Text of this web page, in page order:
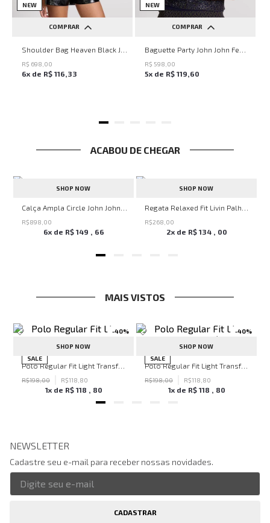
NEW
COMPRAR
UN
R$ 698 00
6x de R$ 116 33
NEW
COMPRAR
UN
R$ 598 00
5x de R$ 119 60
ACABOU DE CHEGAR
SHOP NOW
R$898 00
6x de R$ 149 66
SHOP NOW
R$268 00
2x de R$ 134 00
MAIS VISTOS
-40%
SALE
SHOP NOW
Polo Regular Fit Light Transfer Verde Escuro John John Masculina
R$198,00 R$118 80
1x de R$ 118 80
-40%
SALE
SHOP NOW
Polo Regular Fit Light Transfer Bege Médio John John Masculina
R$198,00 R$118 80
1x de R$ 118 80
NEWSLETTER
Cadastre seu e-mail para receber nossas novidades.
CADASTRAR